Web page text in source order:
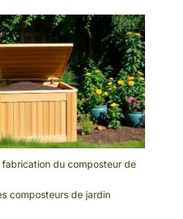
du composteur de
composteurs de jardin